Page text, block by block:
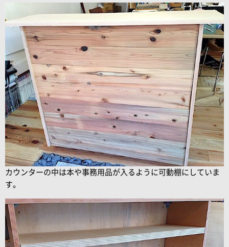
カウンターの中は本や事務用品が入るように可動棚にしていま
す。